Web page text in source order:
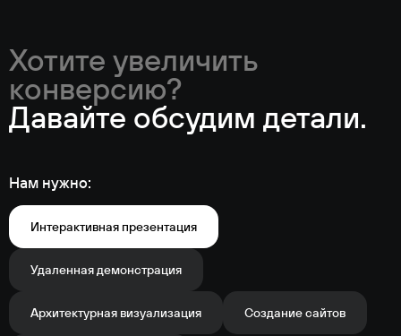
Хотите увеличить
конверсию?
Давайте обсудим детали.
Нам нужно:
Интерактивная презентация
Удаленная демонстрация
Архитектурная визуализация Создание сайтов